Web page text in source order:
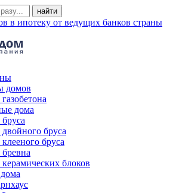
в ипотеку от ведущих банков страны
домов
дома
бруса
бруса
блоков